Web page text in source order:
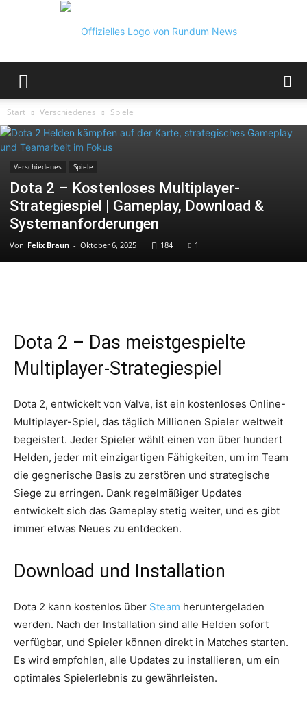
Start Verschiedenes Spiele
Verschiedenes Spiele
Dota 2 – Kostenloses Multiplayer-
Strategiespiel | Gameplay, Download &
Systemanforderungen
Von Felix Braun - Oktober 6, 2025 184 1
Dota 2 – Das meistgespielte
Multiplayer-Strategiespiel
Dota 2, entwickelt von Valve, ist ein kostenloses Online-
Multiplayer-Spiel, das täglich Millionen Spieler weltweit
begeistert. Jeder Spieler wählt einen von über hundert
Helden, jeder mit einzigartigen Fähigkeiten, um im Team
die gegnerische Basis zu zerstören und strategische
Siege zu erringen. Dank regelmäßiger Updates
entwickelt sich das Gameplay stetig weiter, und es gibt
immer etwas Neues zu entdecken.
Download und Installation
Dota 2 kann kostenlos über Steam heruntergeladen
werden. Nach der Installation sind alle Helden sofort
verfügbar, und Spieler können direkt in Matches starten.
Es wird empfohlen, alle Updates zu installieren, um ein
optimales Spielerlebnis zu gewährleisten.